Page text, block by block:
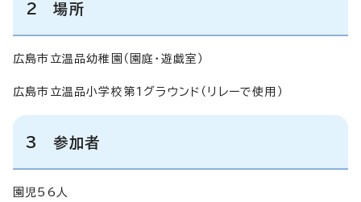
2 場所
広島市立温品幼稚園（園庭・遊戯室）
広島市立温品小学校第1グラウンド（リレーで使用）
3 参加者
園児56人